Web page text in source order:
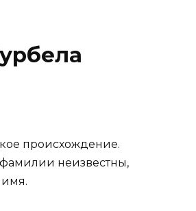
происхождение.
неизвестны,
имя.